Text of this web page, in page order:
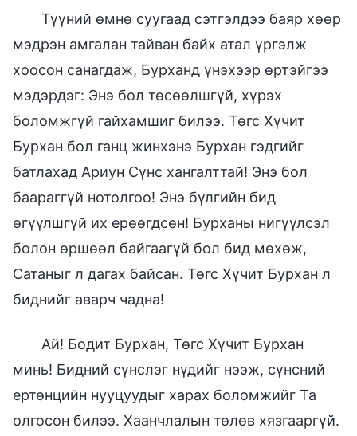
Түүний өмнө суугаад сэтгэлдээ баяр хөөр
мэдрэн амгалан тайван байх атал үргэлж
хоосон санагдаж, Бурханд үнэхээр өртэйгээ
мэдэрдэг: Энэ бол төсөөлшгүй, хүрэх
боломжгүй гайхамшиг билээ. Төгс Хүчит
Бурхан бол ганц жинхэнэ Бурхан гэдгийг
батлахад Ариун Сүнс хангалттай! Энэ бол
баараггүй нотолгоо! Энэ бүлгийн бид
өгүүлшгүй их ерөөгдсөн! Бурханы нигүүлсэл
болон өршөөл байгаагүй бол бид мөхөж,
Сатаныг л дагах байсан. Төгс Хүчит Бурхан л
биднийг аварч чадна!
Ай! Бодит Бурхан, Төгс Хүчит Бурхан
минь! Бидний сүнслэг нүдийг нээж, сүнсний
ертөнцийн нууцуудыг харах боломжийг Та
олгосон билээ. Хаанчлалын төлөв хязгааргүй.